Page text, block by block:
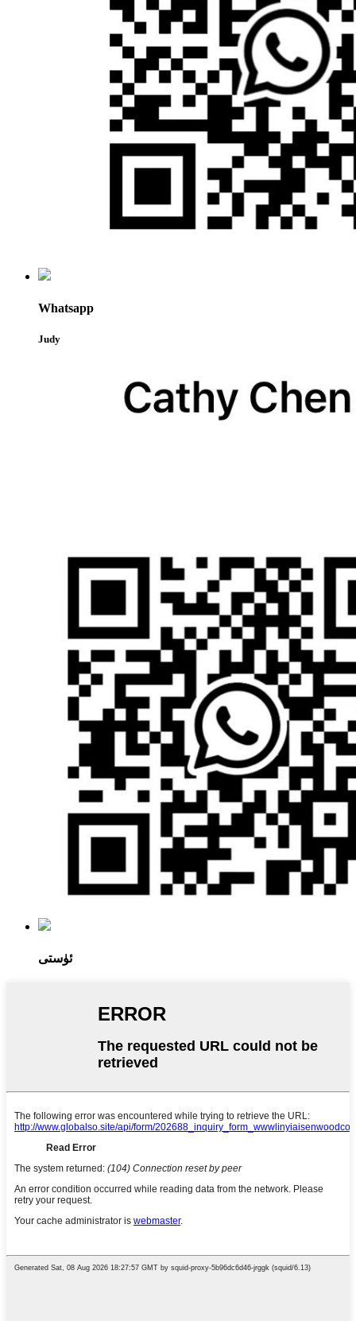
Whatsapp
Judy
ئۈستى